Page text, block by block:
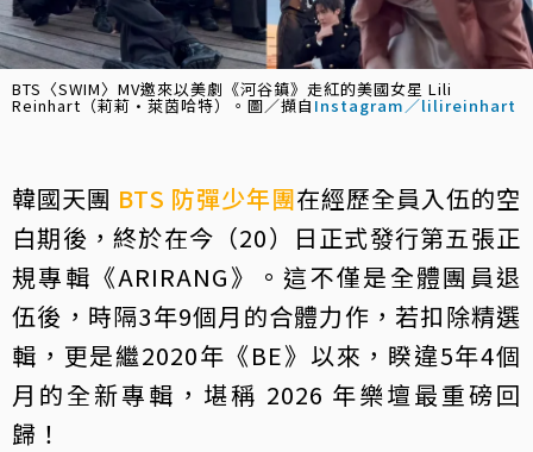
BTS〈SWIM〉MV邀來以美劇《河谷鎮》走紅的美國女星 Lili
Reinhart（莉莉·萊茵哈特）。圖／擷自 Instagram／lilireinhart
韓國天團 BTS 防彈少年團在經歷全員入伍的空
白期後，終於在今（20）日正式發行第五張正
規專輯《ARIRANG》。這不僅是全體團員退
伍後，時隔3年9個月的合體力作，若扣除精選
輯，更是繼2020年《BE》以來，睽違5年4個
月的全新專輯，堪稱 2026 年樂壇最重磅回
歸！